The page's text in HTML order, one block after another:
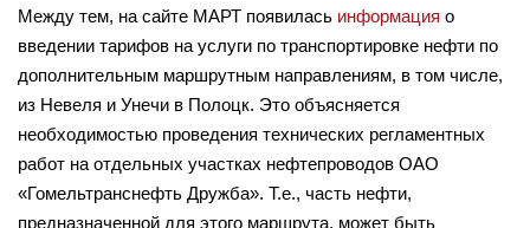
Между тем, на сайте МАРТ появилась информация о
введении тарифов на услуги по транспортировке нефти по
дополнительным маршрутным направлениям, в том числе,
из Невеля и Унечи в Полоцк. Это объясняется
необходимостью проведения технических регламентных
работ на отдельных участках нефтепроводов ОАО
«Гомельтранснефть Дружба». Т.е., часть нефти,
предназначенной для этого маршрута, может быть